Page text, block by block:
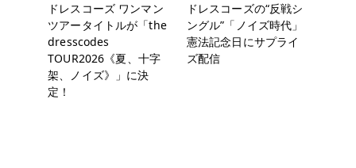
ドレスコーズ ワンマン
ツアータイトルが「the
dresscodes
TOUR2026《夏、十字
架、ノイズ》」に決
定！
ドレスコーズの“反戦シ
ングル”「ノイズ時代」
憲法記念日にサプライ
ズ配信